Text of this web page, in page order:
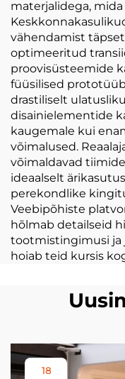
materjalidega,
vähendamist
optimeeritud
proovisüsteemide
füüsilised
drastiliselt
disainielementide
kaugemale kui
võimalused.
võimaldavad
ideaalselt
perekondlike
Veebipõhiste
hõlmab detailseid
tootmistingimusi ja
hoiab teid kursis
18